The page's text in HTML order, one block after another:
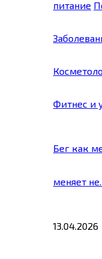
питание
Фитнес и
Бег как
меняет
13.04.2026